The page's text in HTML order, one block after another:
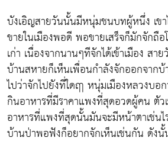
บังเอิญสายวันนั้นมีหนุ่มชนบทผู้หนึ่ง เขา
ขายในเมืองพอดี พอขายเสร็จก็มักจักถือ
เก่า เนื่องจากนานๆทีจักได้เข้าเมือง สา
บ้านสหายก็เห็นเพื่อนกำลังจักออกจาก
ไปว่าจักไปยังที่ใดฤา หนุ่มเมืองหลวงบอ
กินอาหารที่มีราคาแพงที่สุดอวดผู้คน ตัว
อาหารที่แพงที่สุดนั้นมันจะมีหน้าตาเช่น
บ้านป่าพอฟังก็อยากจักเห็นเช่นกัน ดัง